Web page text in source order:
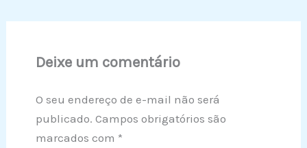
Deixe um comentário
O seu endereço de e-mail não será
publicado. Campos obrigatórios são
marcados com *